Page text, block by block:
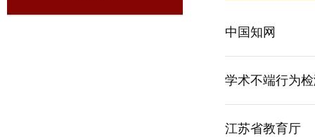
中国知网
学术不端行为
江苏省教育厅